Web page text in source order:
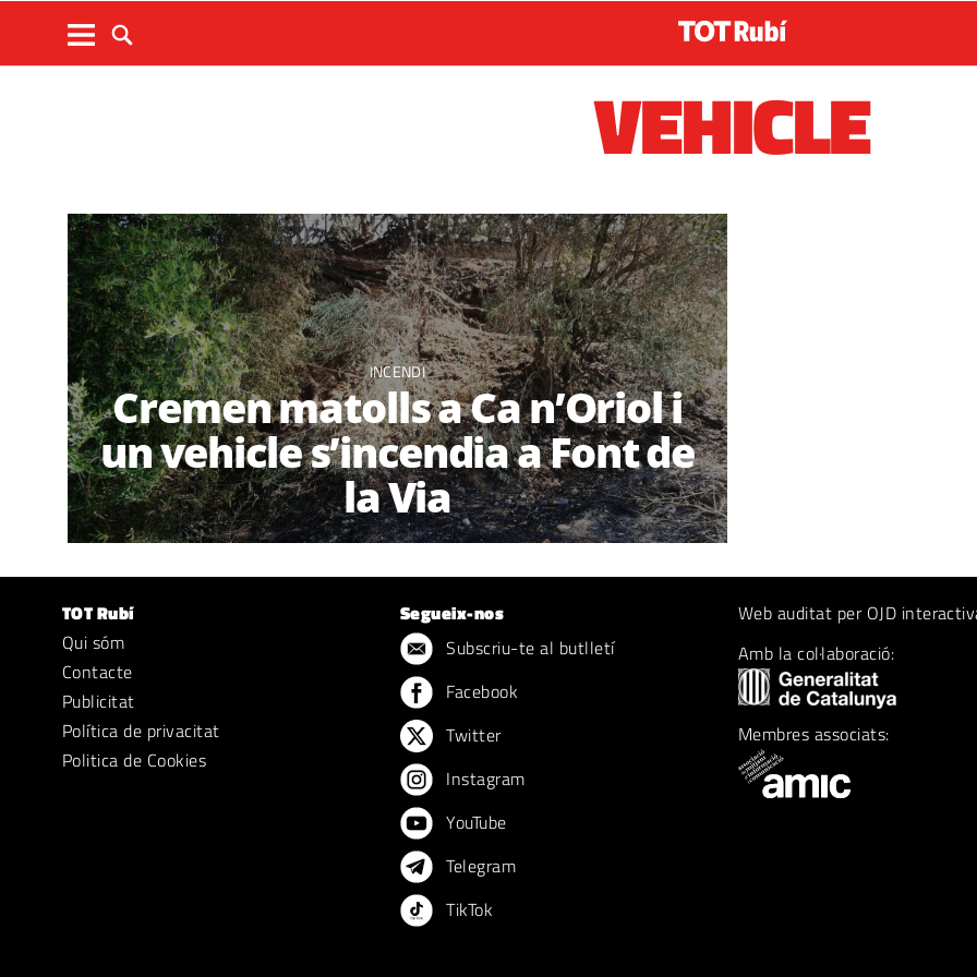
VEHICLE
INCENDI
Cremen matolls a Ca n’Oriol i
un vehicle s’incendia a Font de
la Via
TOT Rubí
Qui sóm
Contacte
Publicitat
Política de privacitat
Politica de Cookies
Segueix-nos
Subscriu-te al butlletí
Facebook
Twitter
Instagram
YouTube
Telegram
TikTok
Web auditat per OJD
Amb la col·laboració:
Membres associats: